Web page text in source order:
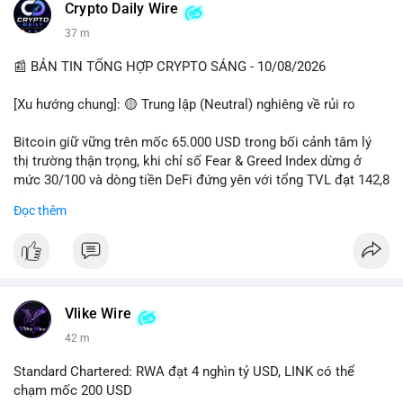
các quỹ phòng hộ sang vị thế Long là tín hiệu tích cực ngầm,
nhưng biến động ngắn hạn vẫn cao.
• Khuyến nghị: Cẩn trọng với các lệnh Long/Short khi Bitcoin
chưa thoát khỏi vùng giá hiện tại. Theo dõi sát các tin tức về
📰 Nguồn: CoinDesk
Crypto Daily Wire
38 m
📰 BẢN TIN TỔNG HỢP CRYPTO SÁNG - 10/08/2026
[Xu hướng chung]: 🟡 Trung lập (Neutral) nghiêng về rủi ro
Bitcoin giữ vững trên mốc 65.000 USD trong bối cảnh tâm lý
thị trường thận trọng, khi chỉ số Fear & Greed Index dừng ở
mức 30/100 và dòng tiền DeFi đứng yên với tổng TVL đạt 142,8
tăng gần 3% khi Iran-Oman hứa mở lại eo Hormuz, giảm lo ngại
lớn khác. Đáng chú ý, thanh lý Short chiếm tới 81,7% tổng 35,7
triệu USD thanh lý trong 24h, cho thấy phe bán đang yếu thế.
- DeFi & Công nghệ: Standard Chartered dự báo thị trường RWA
sẽ bùng nổ lên 4 nghìn tỷ USD, kéo theo giá trị token LINK có
Đọc thêm
Vlike Wire
42 m
Standard Chartered: RWA đạt 4 nghìn tỷ USD, LINK có thể
chạm mốc 200 USD